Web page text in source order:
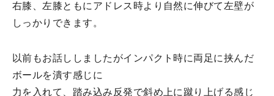
右膝、左膝ともにアドレス時より自然に伸びて左壁が
しっかりできます。
以前もお話ししましたがインパクト時に両足に挟んだ
ボールを潰す感じに
力を入れて、踏み込み反発で斜め上に蹴り上げる感じ